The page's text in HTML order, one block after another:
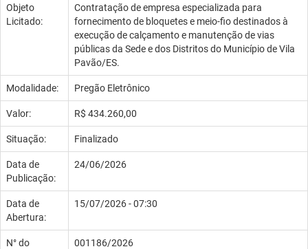
Objeto
Licitado:
Contratação de empresa especializada para
fornecimento de bloquetes e meio-fio destinados à
execução de calçamento e manutenção de vias
públicas da Sede e dos Distritos do Município de Vila
Pavão/ES.
Modalidade: Pregão Eletrônico
Valor: R$ 434.260,00
Situação: Finalizado
Data de
Publicação:
24/06/2026
Data de
Abertura:
15/07/2026 - 07:30
N° do
001186/2026